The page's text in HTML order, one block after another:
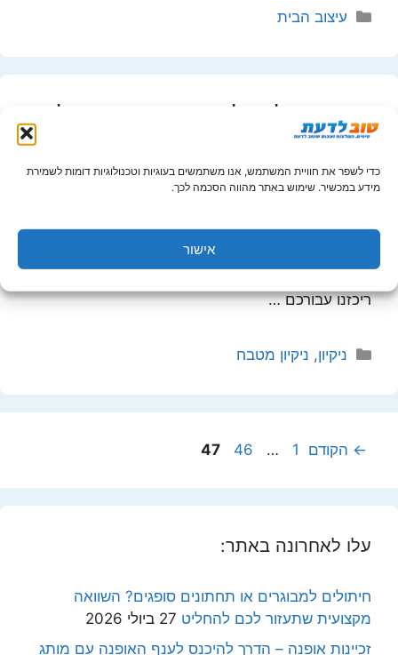
כדי לשפר את חוויית המשתמש, אנו משתמשים בעוגיות וטכנולוגיות דומות לשמירת
מידע במכשיר. שימוש באתר מהווה הסכמה לכך.
אישור
קטגוריות
עיצוב הבית
עצות יעילות לניקוי והברקת הכלים
לאחר בישול או אפייה
מאת"טוב לדעת"
חובבי בישול ואפייה? זה הזמן ליהנות ממספר טיפים
ועצות, שיעזרו גם לכם להשיב את כלי המטבח בהם
ריכזנו עבורכם …
קטגוריות
ניקיון, ניקיון מטבח
← הקודם עמוד
1
… עמוד
46 עמוד
47
עלו לאחרונה באתר:
חיתולים למבוגרים או תחתונים סופגים? השוואה
מקצועית שתעזור לכם להחליט 27 ביולי 2026
זכיינות אופנה – הדרך להיכנס לענף האופנה עם מותג